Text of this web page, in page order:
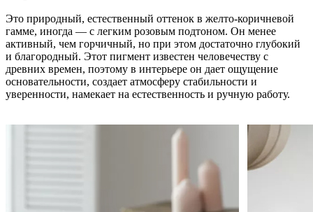
Это природный, естественный оттенок в желто-коричневой
гамме, иногда — с легким розовым подтоном. Он менее
активный, чем горчичный, но при этом достаточно глубокий
и благородный. Этот пигмент известен человечеству с
древних времен, поэтому в интерьере он дает ощущение
основательности, создает атмосферу стабильности и
уверенности, намекает на естественность и ручную работу.